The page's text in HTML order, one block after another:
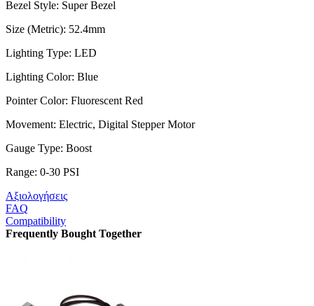
Bezel Style: Super Bezel
Size (Metric): 52.4mm
Lighting Type: LED
Lighting Color: Blue
Pointer Color: Fluorescent Red
Movement: Electric, Digital Stepper Motor
Gauge Type: Boost
Range: 0-30 PSI
Αξιολογήσεις
FAQ
Compatibility
Frequently Bought Together